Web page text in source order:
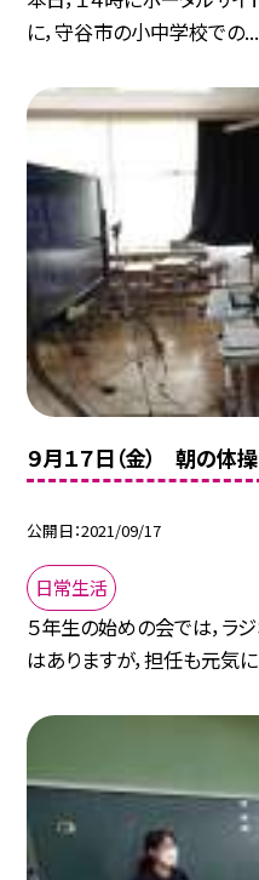
に，守谷市の小中学校での...
９月１７日（金） 朝の体
公開日 2021/09/17
日常生活
５年生の始めの会では，ラ
はありますが，担任も元気